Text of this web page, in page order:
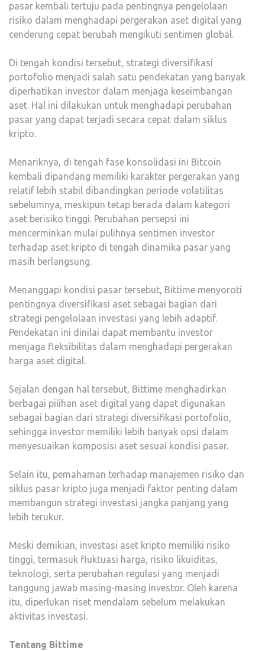
pasar kembali tertuju pada pentingnya pengelolaan
risiko dalam menghadapi pergerakan aset digital yang
cenderung cepat berubah mengikuti sentimen global.
Di tengah kondisi tersebut, strategi diversifikasi
portofolio menjadi salah satu pendekatan yang banyak
diperhatikan investor dalam menjaga keseimbangan
aset. Hal ini dilakukan untuk menghadapi perubahan
pasar yang dapat terjadi secara cepat dalam siklus
kripto.
Menariknya, di tengah fase konsolidasi ini Bitcoin
kembali dipandang memiliki karakter pergerakan yang
relatif lebih stabil dibandingkan periode volatilitas
sebelumnya, meskipun tetap berada dalam kategori
aset berisiko tinggi. Perubahan persepsi ini
mencerminkan mulai pulihnya sentimen investor
terhadap aset kripto di tengah dinamika pasar yang
masih berlangsung.
Menanggapi kondisi pasar tersebut, Bittime menyoroti
pentingnya diversifikasi aset sebagai bagian dari
strategi pengelolaan investasi yang lebih adaptif.
Pendekatan ini dinilai dapat membantu investor
menjaga fleksibilitas dalam menghadapi pergerakan
harga aset digital.
Sejalan dengan hal tersebut, Bittime menghadirkan
berbagai pilihan aset digital yang dapat digunakan
sebagai bagian dari strategi diversifikasi portofolio,
sehingga investor memiliki lebih banyak opsi dalam
menyesuaikan komposisi aset sesuai kondisi pasar.
Selain itu, pemahaman terhadap manajemen risiko dan
siklus pasar kripto juga menjadi faktor penting dalam
membangun strategi investasi jangka panjang yang
lebih terukur.
Meski demikian, investasi aset kripto memiliki risiko
tinggi, termasuk fluktuasi harga, risiko likuiditas,
teknologi, serta perubahan regulasi yang menjadi
tanggung jawab masing-masing investor. Oleh karena
itu, diperlukan riset mendalam sebelum melakukan
aktivitas investasi.
Tentang Bittime